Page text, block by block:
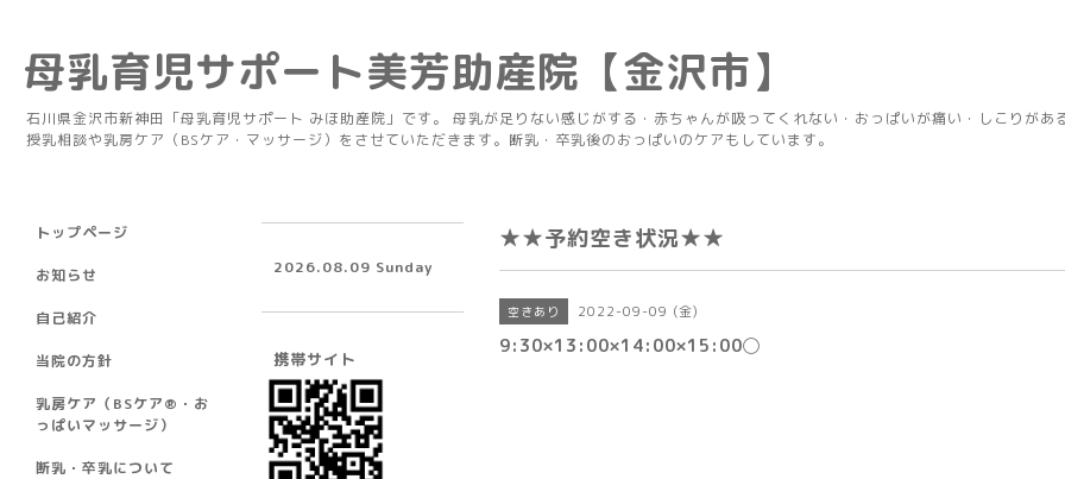
母乳育児サポート美芳助産院【金沢市】
石川県金沢市新神田「母乳育児サポート みほ助産院」です。 母乳が足りない感じがする・赤ちゃんが吸ってくれない・おっぱいが痛い・しこりがあ
授乳相談や乳房ケア（BSケア・マッサージ）をさせていただきます。断乳・卒乳後のおっぱいのケアもしています。
★★予約空き状況★★
空きあり 2022-09-09 (金)
9:30×13:00×14:00×15:00◯
トップページ
お知らせ
自己紹介
当院の方針
乳房ケア（BSケア®︎・お
っぱいマッサージ）
断乳・卒乳について
2026.08.09 Sunday
携帯サイト